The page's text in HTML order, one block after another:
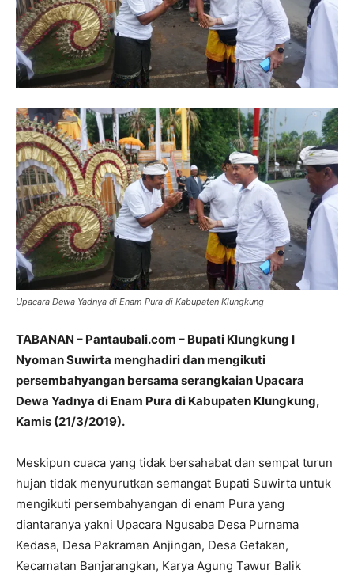
Upacara Dewa Yadnya di Enam Pura di Kabupaten Klungkung
TABANAN – Pantaubali.com – Bupati Klungkung I
Nyoman Suwirta menghadiri dan mengikuti
persembahyangan bersama serangkaian Upacara
Dewa Yadnya di Enam Pura di Kabupaten Klungkung,
Kamis (21/3/2019).
Meskipun cuaca yang tidak bersahabat dan sempat turun
hujan tidak menyurutkan semangat Bupati Suwirta untuk
mengikuti persembahyangan di enam Pura yang
diantaranya yakni Upacara Ngusaba Desa Purnama
Kedasa, Desa Pakraman Anjingan, Desa Getakan,
Kecamatan Banjarangkan, Karya Agung Tawur Balik